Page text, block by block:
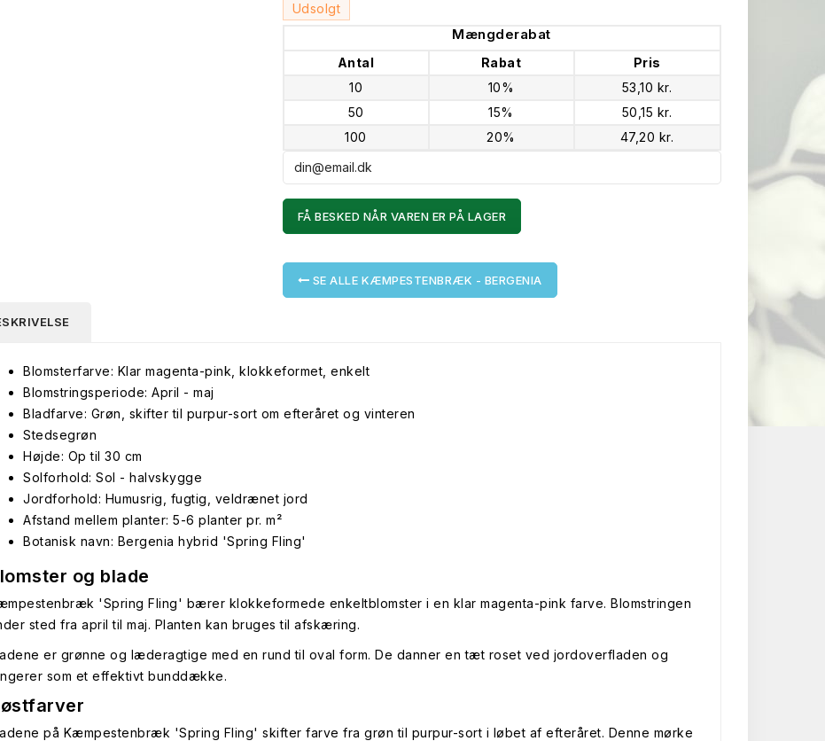
Udsolgt
Mængderabat
Antal Rabat
Pris
10
10%
53,10 kr.
50
15%
50,15 kr.
100
20% 47,20 kr.
FÅ BESKED NÅR VAREN ER PÅ LAGER
SE ALLE KÆMPESTENBRÆK - BERGENIA
Blomsterfarve: Klar magenta-pink, klokkeformet, enkelt
Blomstringsperiode: April - maj
Bladfarve: Grøn, skifter til purpur-sort om efteråret og vinteren
Stedsegrøn
Højde: Op til 30 cm
Solforhold: Sol - halvskygge
Jordforhold: Humusrig, fugtig, veldrænet jord
Afstand mellem planter: 5-6 planter pr. m²
Botanisk navn: Bergenia hybrid 'Spring Fling'
og blade
'Spring Fling' bærer klokkeformede enkeltblomster i en klar magenta-pink farve. Blomstringen
sted fra april til maj. Planten kan bruges til afskæring.
er grønne og læderagtige med en rund til oval form. De danner en tæt roset ved jordoverfladen og
som et effektivt bunddække.
på Kæmpestenbræk 'Spring Fling' skifter farve fra grøn til purpur-sort i løbet af efteråret. Denne mørke